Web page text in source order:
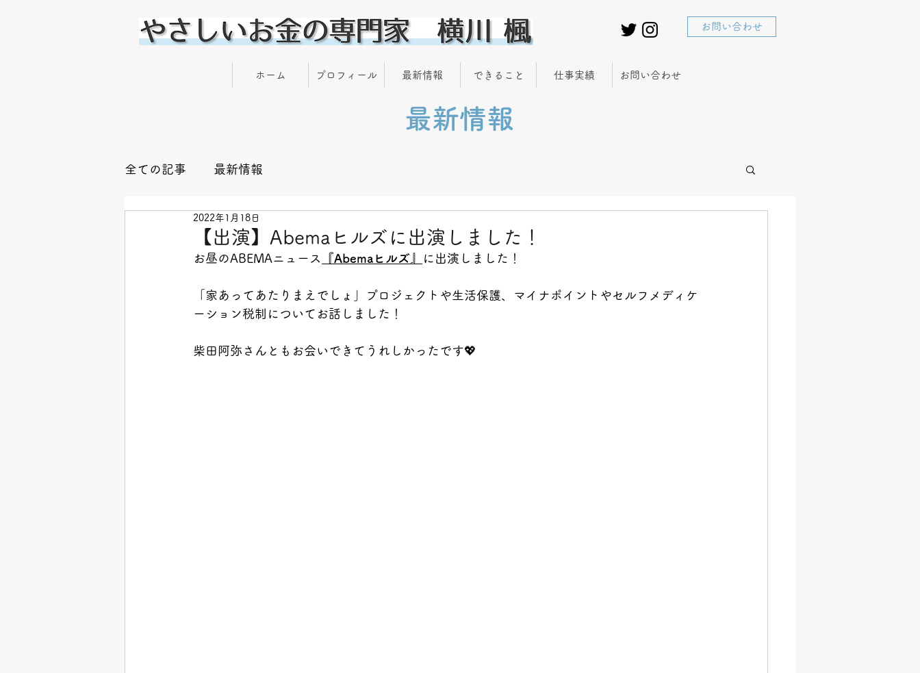
やさしいお金の専門家 横川 楓 お問い合わせ
ホーム プロフィール 最新情報 できること 仕事実績 お問い合わせ
最新情報
全ての記事 最新情報
【出演】Abemaヒルズに出演しました！
2022年1月18日
お昼のABEMAニュー ス 『Abemaヒルズ』 に 出演しました！
「家あってあたりまえでしょ」プロジェクトや生活保護、マイナポイントやセルフメディケ
ーション税制についてお話しました！
柴田阿弥さんともお会いできてうれしかったです💖